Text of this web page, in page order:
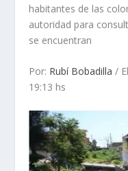
habitantes de las
autoridad para
se encuentran
Por: Rubí Bobadilla /
19:13 hs